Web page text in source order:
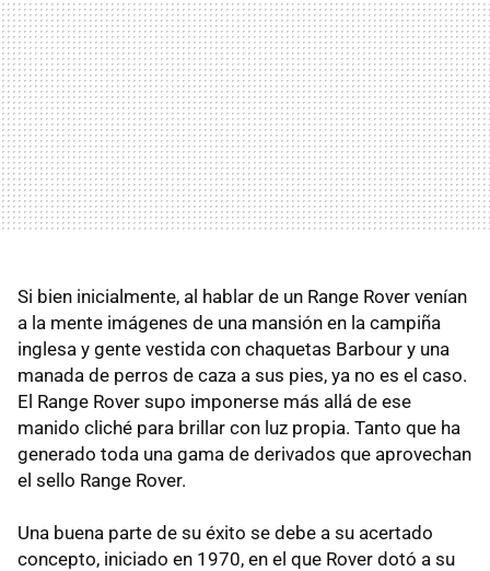
Si bien inicialmente, al hablar de un Range Rover venían
a la mente imágenes de una mansión en la campiña
inglesa y gente vestida con chaquetas Barbour y una
manada de perros de caza a sus pies, ya no es el caso.
El Range Rover supo imponerse más allá de ese
manido cliché para brillar con luz propia. Tanto que ha
generado toda una gama de derivados que aprovechan
el sello Range Rover.
Una buena parte de su éxito se debe a su acertado
concepto, iniciado en 1970, en el que Rover dotó a su